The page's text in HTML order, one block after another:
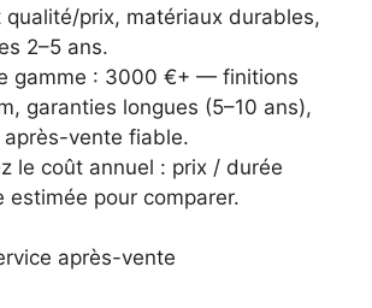
qualité/prix, matériaux durables,
2–5 ans.
gamme : 3000 €+ — finitions
garanties longues (5–10 ans),
après-vente fiable.
le coût annuel : prix / durée
estimée pour comparer.
après-vente